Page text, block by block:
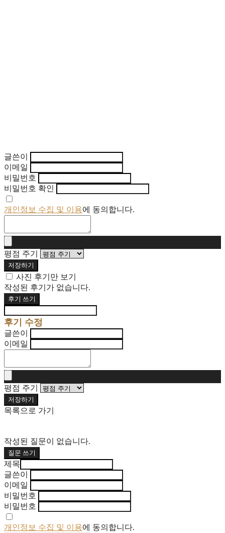
글쓴이
이메일
비밀번호
비밀번호 확인
개인정보 수집 및 이용에 동의합니다.
평점 주기
저장하기
사진 후기만 보기
작성된 후기가 없습니다.
후기 쓰기
후기 수정
글쓴이
이메일
평점 주기
저장하기
목록으로 가기
작성된 질문이 없습니다.
질문 쓰기
제목
글쓴이
이메일
비밀번호
비밀번호
개인정보 수집 및 이용에 동의합니다.